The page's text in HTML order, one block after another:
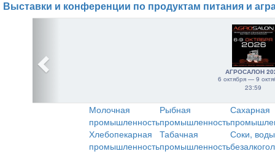
Выставки и конференции по продуктам питания и
АГРОСАЛОН
6 октября — 9
23:59
Молочная
промышленность
Рыбная
промышленность
Сахарная
Хлебопекарная
промышленность
Табачная
промышленность
Соки,